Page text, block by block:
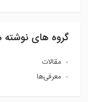
گروه های نوشته
مقالات
معرفی‌ها